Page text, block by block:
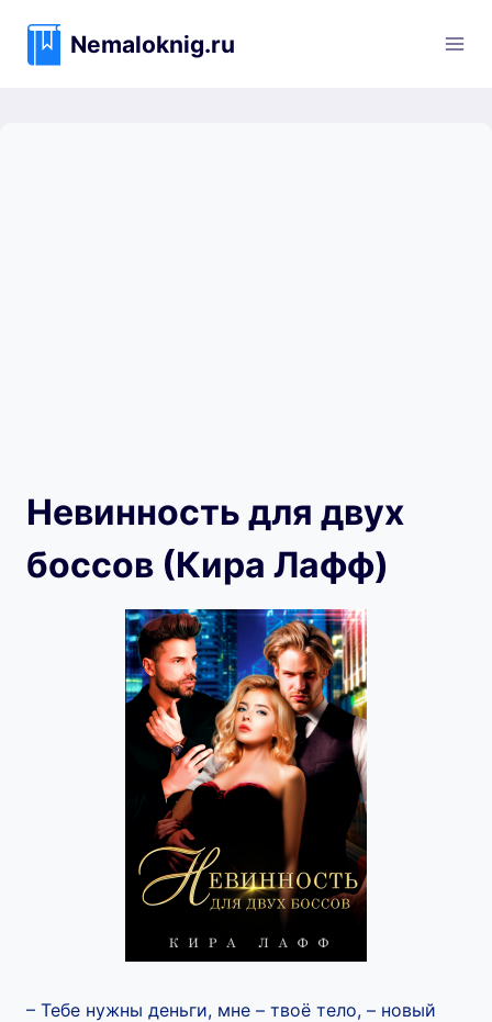
содержимому
Nemaloknig.ru
Невинность для двух
боссов (Кира Лафф)
– Тебе нужны деньги, мне – твоё тело, – новый